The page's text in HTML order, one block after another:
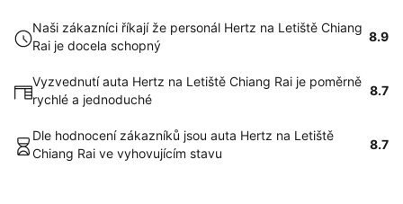
Naši zákazníci říkají že personál Hertz na Letiště Chiang
Rai je docela schopný
8.9
Vyzvednutí auta Hertz na Letiště Chiang Rai je poměrně
rychlé a jednoduché
8.7
Dle hodnocení zákazníků jsou auta Hertz na Letiště
Chiang Rai ve vyhovujícím stavu
8.7